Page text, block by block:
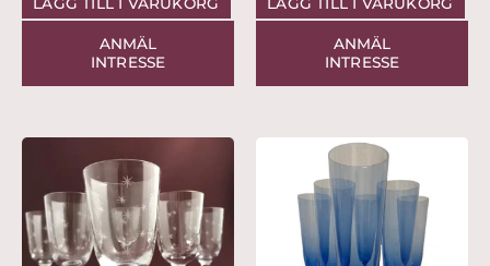
ANMÄL
INTRESSE
ANMÄL
INTRESSE